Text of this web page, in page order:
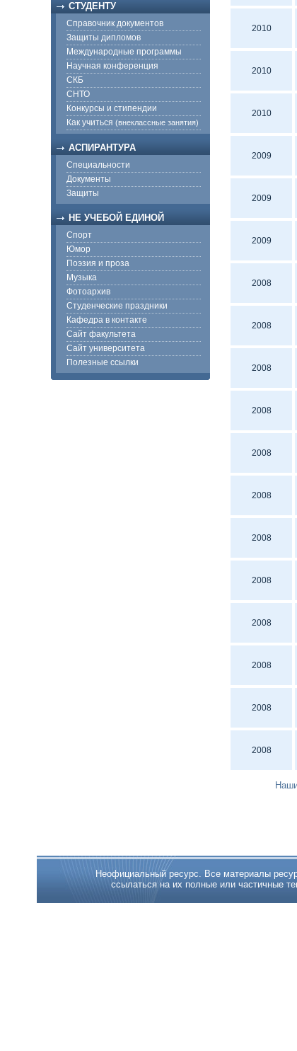
СТУДЕНТУ
Справочник документов
Защиты дипломов
Международные программы
Научная конференция
СКБ
СНТО
Конкурсы и стипендии
Как учиться (внеклассные занятия)
АСПИРАНТУРА
Специальности
Документы
Защиты
НЕ УЧЕБОЙ ЕДИНОЙ
Спорт
Юмор
Поэзия и проза
Музыка
Фотоархив
Студенческие праздники
Кафедра в контакте
Сайт факультета
Сайт университета
Полезные ссылки
2010
2010
2010
2009
2009
2009
2008
2008
2008
2008
2008
2008
2008
2008
2008
2008
2008
2008
Неофициальный ресурс. Все материалы
ссылаться на их полные или частичные